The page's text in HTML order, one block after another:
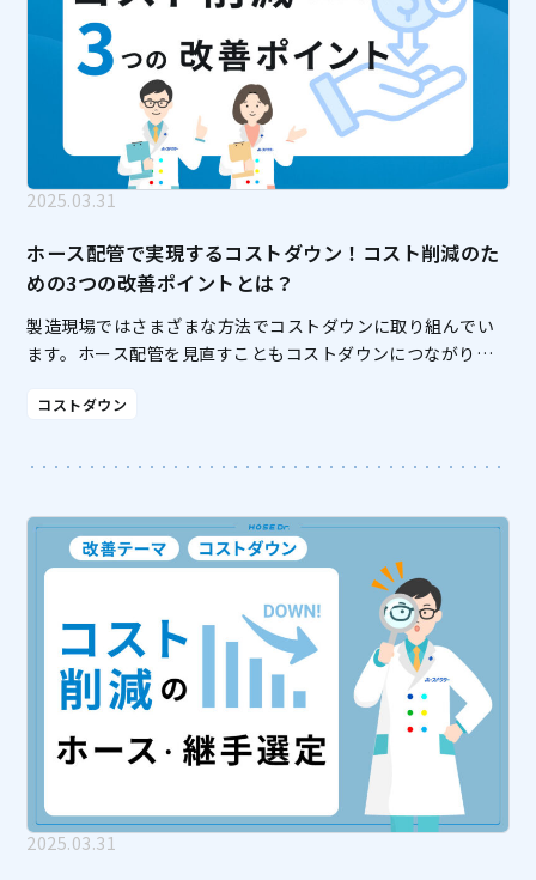
2025.03.31
ホース配管で実現するコストダウン！コスト削減のた
めの3つの改善ポイントとは？
製造現場ではさまざまな方法でコストダウンに取り組んでい
ます。ホース配管を見直すこともコストダウンにつながりま
大きく分けて以下の3つです。 ①流体漏れ・ホース抜けトラ
コストダウン
2025.03.31